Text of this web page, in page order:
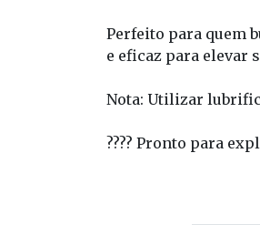
Perfeito para quem
e eficaz para elevar
Nota: Utilizar
???? Pronto para